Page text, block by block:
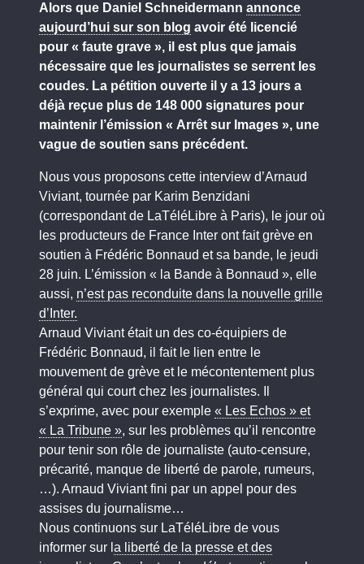
Alors que Daniel Schneidermann annonce
aujourd’hui sur son blog avoir été licencié
pour « faute grave », il est plus que jamais
nécessaire que les journalistes se serrent les
coudes. La pétition ouverte il y a 13 jours a
déjà reçue plus de 148 000 signatures pour
maintenir l’émission « Arrêt sur Images », une
vague de soutien sans précédent.
Nous vous proposons cette interview d’Arnaud
Viviant, tournée par Karim Benzidani
(correspondant de LaTéléLibre à Paris), le jour où
les producteurs de France Inter ont fait grève en
soutien à Frédéric Bonnaud et sa bande, le jeudi
28 juin. L’émission « la Bande à Bonnaud », elle
aussi, n’est pas reconduite dans la nouvelle grille
d’Inter.
Arnaud Viviant était un des co-équipiers de
Frédéric Bonnaud, il fait le lien entre le
mouvement de grève et le mécontentement plus
général qui court chez les journalistes. Il
s’exprime, avec pour exemple « Les Echos » et
« La Tribune », sur les problèmes qu’il rencontre
pour tenir son rôle de journaliste (auto-censure,
précarité, manque de liberté de parole, rumeurs,
…). Arnaud Viviant fini par un appel pour des
assises du journalisme…
Nous continuons sur LaTéléLibre de vous
informer sur l a liberté de la presse et des